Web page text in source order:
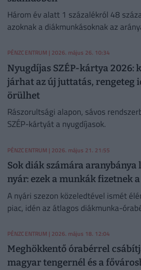
Három év alatt 1 százalékról 48
azoknak a diákmunkásoknak az
PÉNZCENTRUM | 2026. május 26. 10:34
Nyugdíjas SZÉP-kártya 2026:
járhat az új juttatás, rengeteg
örülhet
Rászorultsági alapon, sávos
SZÉP-kártyát a nyugdíjasok.
PÉNZCENTRUM | 2026. május 21. 21:55
Sok diák számára aranybánya
nyár: ezek a munkák fizetnek
A nyári szezon közeledtével ismét
piac, idén az átlagos diákmunka-
PÉNZCENTRUM | 2026. május 18. 12:04
Meghökkentő órabérrel
magyar tengernél és a